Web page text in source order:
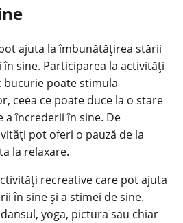
ajuta la îmbunătățirea stării
sine. Participarea la activități
bucurie poate stimula
ceea ce poate duce la o stare
a încrederii în sine. De
pot oferi o pauză de la
la relaxare.
recreative care pot ajuta
în sine și a stimei de sine.
yoga, pictura sau chiar